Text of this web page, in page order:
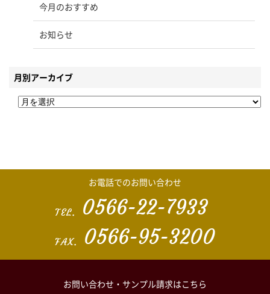
今月のおすすめ
お知らせ
月別アーカイブ
お電話でのお問い合わせ
TEL. 0566-22-7933
FAX. 0566-95-3200
お問い合わせ・ サンプル請求はこちら